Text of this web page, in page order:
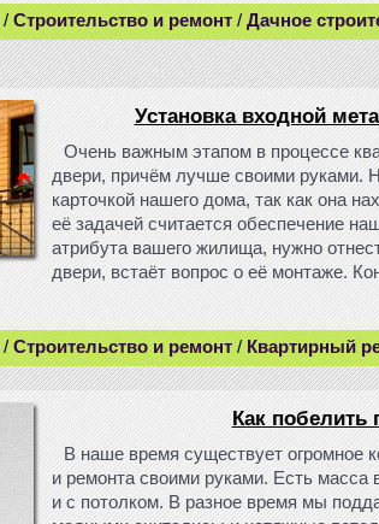
/Строительство и ремонт /Дачное
Установка входной
Очень важным этапом в процессе
двери, причём лучше своими руками.
карточкой нашего дома, так как она
её задачей считается обеспечение
атрибута вашего жилища, нужно
двери, встаёт вопрос о её монтаже.
/Строительство и ремонт / Квартирный
Как побелить
В наше время существует огромное
и ремонта своими руками. Есть масса
и с потолком. В разное время мы